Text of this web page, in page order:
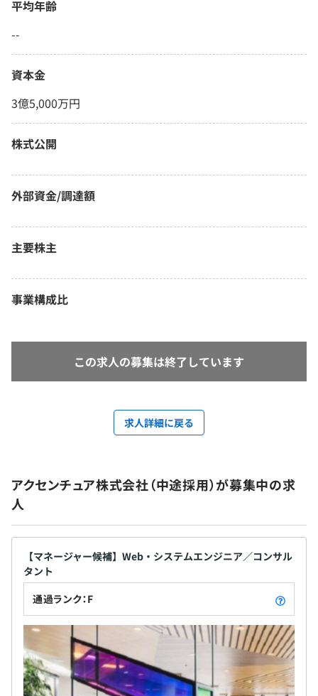
平均年齢
--
資本金
3億5,000万円
株式公開
外部資金/調達額
主要株主
事業構成比
この求人の募集は終了しています
求人詳細に戻る
アクセンチュア株式会社（中途採用）が募集中の求
人
【マネージャー候補】Web・システムエンジニア／コンサル
タント
通過ランク：F